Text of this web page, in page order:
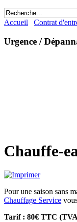
Accueil Contrat
Urgence /
Chauffe-
Pour une saison sans
Chauffage Service
Tarif : 80€ TTC